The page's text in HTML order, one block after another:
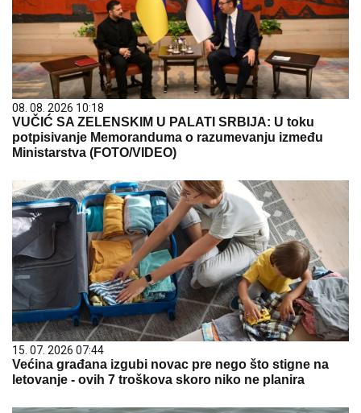
08. 08. 2026 10:18
VUČIĆ SA ZELENSKIM U PALATI SRBIJA: U toku
potpisivanje Memoranduma o razumevanju između
Ministarstva (FOTO/VIDEO)
15. 07. 2026 07:44
Većina građana izgubi novac pre nego što stigne na
letovanje - ovih 7 troškova skoro niko ne planira